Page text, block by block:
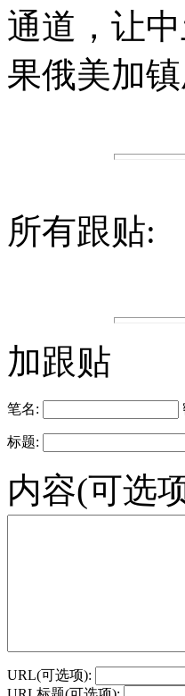
通道，让
果俄美加
所有跟贴:
加跟贴
笔名:
标题:
内容(可选
URL(可选项):